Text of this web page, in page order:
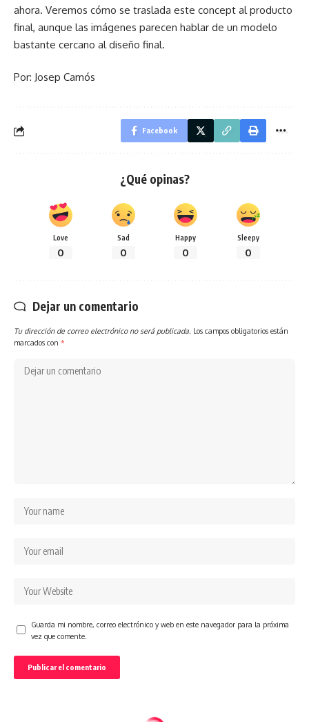
ahora. Veremos cómo se traslada este concept al producto
final, aunque las imágenes parecen hablar de un modelo
bastante cercano al diseño final.
Por: Josep Camós
Facebook
¿Qué opinas?
Love
0
Sad
0
Happy
0
Sleepy
0
Dejar un comentario
Tu dirección de correo electrónico no será publicada. Los campos obligatorios están
marcados con *
Guarda mi nombre, correo electrónico y web en este navegador para la próxima
vez que comente.